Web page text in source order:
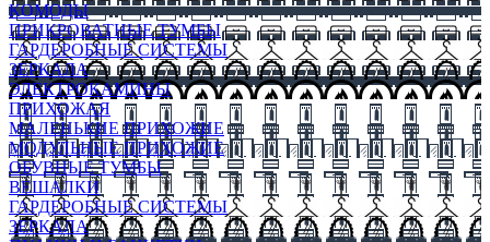
КОМОДЫ
ПРИКРОВАТНЫЕ ТУМБЫ
ГАРДЕРОБНЫЕ СИСТЕМЫ
ЗЕРКАЛА
ЭЛЕКТРОКАМИНЫ
ПРИХОЖАЯ
МАЛЕНЬКИЕ ПРИХОЖИЕ
МОДУЛЬНЫЕ ПРИХОЖИЕ
ОБУВНЫЕ ТУМБЫ
ВЕШАЛКИ
ГАРДЕРОБНЫЕ СИСТЕМЫ
ЗЕРКАЛА